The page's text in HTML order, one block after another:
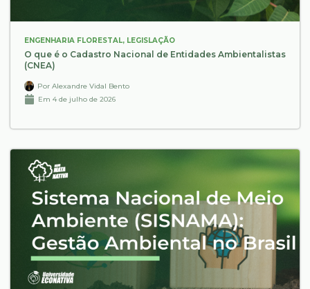
ENGENHARIA FLORESTAL, LEGISLAÇÃO
O que é o Cadastro Nacional de Entidades Ambientalistas
(CNEA)
Por Alexandre Vidal Bento
Em 4 de julho de 2026